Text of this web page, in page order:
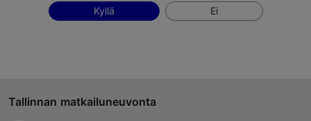
Kyllä Ei
Tallinnan matkailuneuvonta